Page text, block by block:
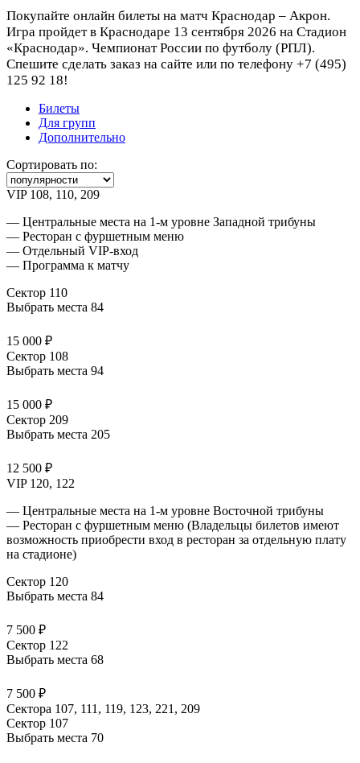
Покупайте онлайн билеты на матч Краснодар – Акрон.
Игра пройдет в Краснодаре 13 сентября 2026 на Стадион
«Краснодар». Чемпионат России по футболу (РПЛ).
Спешите сделать заказ на сайте или по телефону +7 (495)
125 92 18!
Билеты
Для групп
Дополнительно
Сортировать по:
VIP 108, 110, 209
— Центральные места на 1-м уровне Западной трибуны
— Ресторан с фуршетным меню
— Отдельный VIP-вход
— Программа к матчу
Сектор 110
Выбрать места 84
15 000 ₽
Сектор 108
Выбрать места 94
15 000 ₽
Сектор 209
Выбрать места 205
12 500 ₽
VIP 120, 122
— Центральные места на 1-м уровне Восточной трибуны
— Ресторан с фуршетным меню (Владельцы билетов имеют
возможность приобрести вход в ресторан за отдельную плату
на стадионе)
Сектор 120
Выбрать места 84
7 500 ₽
Сектор 122
Выбрать места 68
7 500 ₽
Сектора 107, 111, 119, 123, 221, 209
Сектор 107
Выбрать места 70